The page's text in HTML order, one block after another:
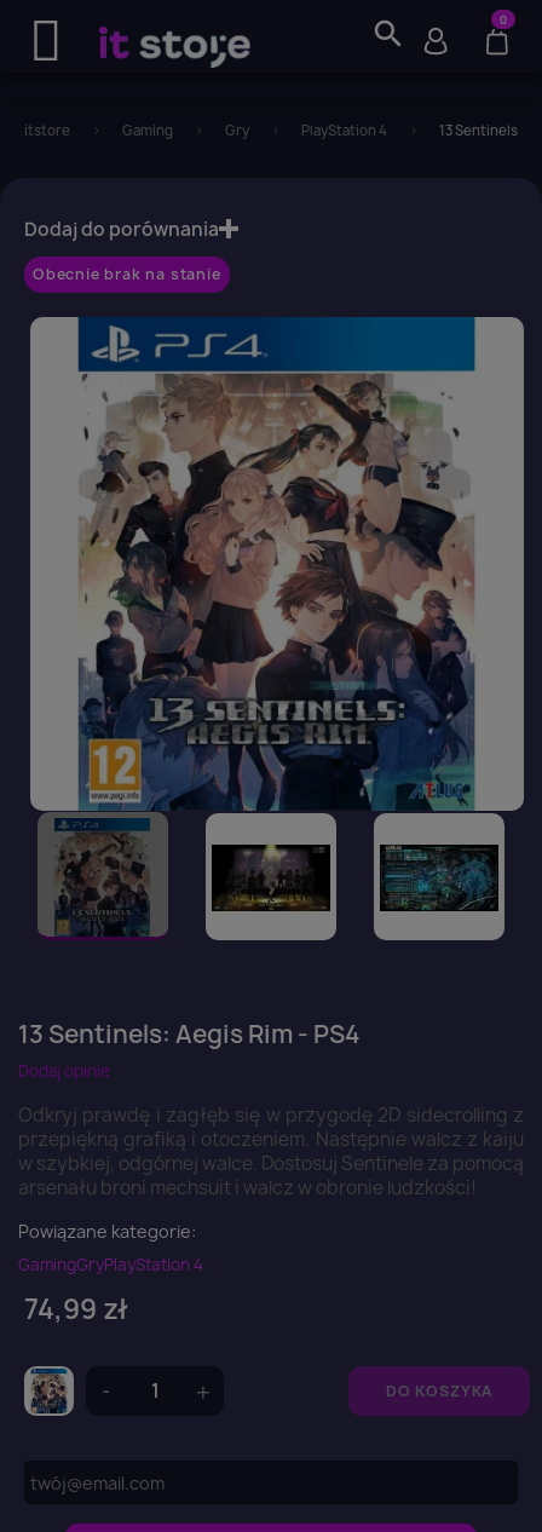
search 0
itstore Gaming Gry PlayStation 4 13 Sentinels:
Obecnie brak na stanie
13 Sentinels: Aegis Rim - PS4
Dodaj opinie
Odkryj prawdę i zagłęb się w przygodę 2D sidecrolling z
przepiękną grafiką i otoczeniem. Następnie walcz z kaiju
w szybkiej, odgórnej walce. Dostosuj Sentinele za pomocą
arsenału broni mechsuit i walcz w obronie ludzkości!
Powiązane kategorie:
GamingGryPlayStation 4
74,99 zł
DO KOSZYKA
Dodaj do porównania